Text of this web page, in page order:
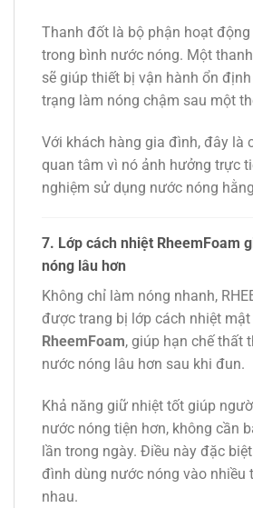
Thanh đốt là bộ phận hoạt
trong bình nước nóng. Một
sẽ giúp thiết bị vận hành ổn
trạng làm nóng chậm sau một
Với khách hàng gia đình, đây là
quan tâm vì nó ảnh hưởng trực
nghiệm sử dụng nước nóng
7. Lớp cách nhiệt RheemFoam
nóng lâu hơn
Không chỉ làm nóng nhanh,
được trang bị lớp cách nhiệt
RheemFoam, giúp hạn chế thất
nước nóng lâu hơn sau khi đun.
Khả năng giữ nhiệt tốt giúp
nước nóng tiện hơn, không cần
lần trong ngày. Điều này đặc
đình dùng nước nóng vào nhiều
nhau.